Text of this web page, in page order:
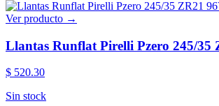
Ver producto →
Llantas Runflat Pirelli Pzero 245/35
$ 520.30
Sin stock